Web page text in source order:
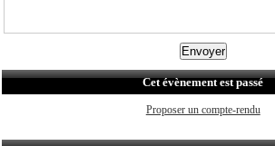
Cet évènement est passé
Proposer un compte-rendu